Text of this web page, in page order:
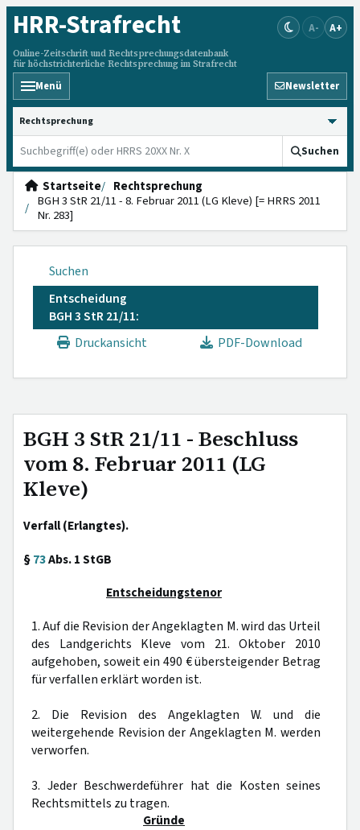
HRR-Strafrecht
Online-Zeitschrift und Rechtsprechungsdatenbank
für höchstrichterliche Rechtsprechung im Strafrecht
A- A+
Menü Newsletter
HRRS durchsuchen
Suchen
Startseite
Rechtsprechung
BGH 3 StR 21/11 - 8. Februar 2011 (LG Kleve) [= HRRS 2011
Nr. 283]
Suchen
Entscheidung
BGH 3 StR 21/11:
Druckansicht
PDF-Download
BGH 3 StR 21/11 - Beschluss
vom 8. Februar 2011 (LG
Kleve)
Verfall (Erlangtes).
§73Abs. 1 StGB
Entscheidungstenor
1. Auf die Revision der Angeklagten M. wird das Urteil
des Landgerichts Kleve vom 21. Oktober 2010
aufgehoben, soweit ein 490 € übersteigender Betrag
für verfallen erklärt worden ist.
2. Die Revision des Angeklagten W. und die
weitergehende Revision der Angeklagten M. werden
verworfen.
3. Jeder Beschwerdeführer hat die Kosten seines
Rechtsmittels zu tragen.
Gründe